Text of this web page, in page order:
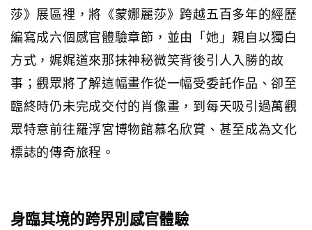
莎》展區裡，將《蒙娜麗莎》跨越五百多年的經歷
編寫成六個感官體驗章節，並由「她」親自以獨白
方式，娓娓道來那抹神秘微笑背後引人入勝的故
事；觀眾將了解這幅畫作從一幅受委託作品、卻至
臨終時仍未完成交付的肖像畫，到每天吸引過萬觀
眾特意前往羅浮宮博物館慕名欣賞、甚至成為文化
標誌的傳奇旅程。
身臨其境的跨界別感官體驗